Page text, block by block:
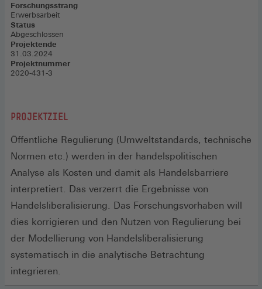
Forschungsstrang
Erwerbsarbeit
Status
Abgeschlossen
Projektende
31.03.2024
Projektnummer
2020-431-3
PROJEKTZIEL
Öffentliche Regulierung (Umweltstandards, technische
Normen etc.) werden in der handelspolitischen
Analyse als Kosten und damit als Handelsbarriere
interpretiert. Das verzerrt die Ergebnisse von
Handelsliberalisierung. Das Forschungsvorhaben will
dies korrigieren und den Nutzen von Regulierung bei
der Modellierung von Handelsliberalisierung
systematisch in die analytische Betrachtung
integrieren.